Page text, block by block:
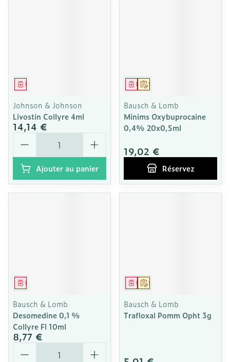
Médicament
Johnson & Johnson
Livostin Collyre 4ml
14,14 €
Quantité
Ajouter au panier
Sur prescription
Médicament
Bausch & Lomb
Minims Oxybuprocaine
0,4% 20x0,5ml
19,02 €
Réservez
Médicament
Bausch & Lomb
Desomedine 0,1 %
Collyre Fl 10ml
8,77 €
Quantité
Sur prescription
Médicament
Bausch & Lomb
Trafloxal Pomm Opht 3g